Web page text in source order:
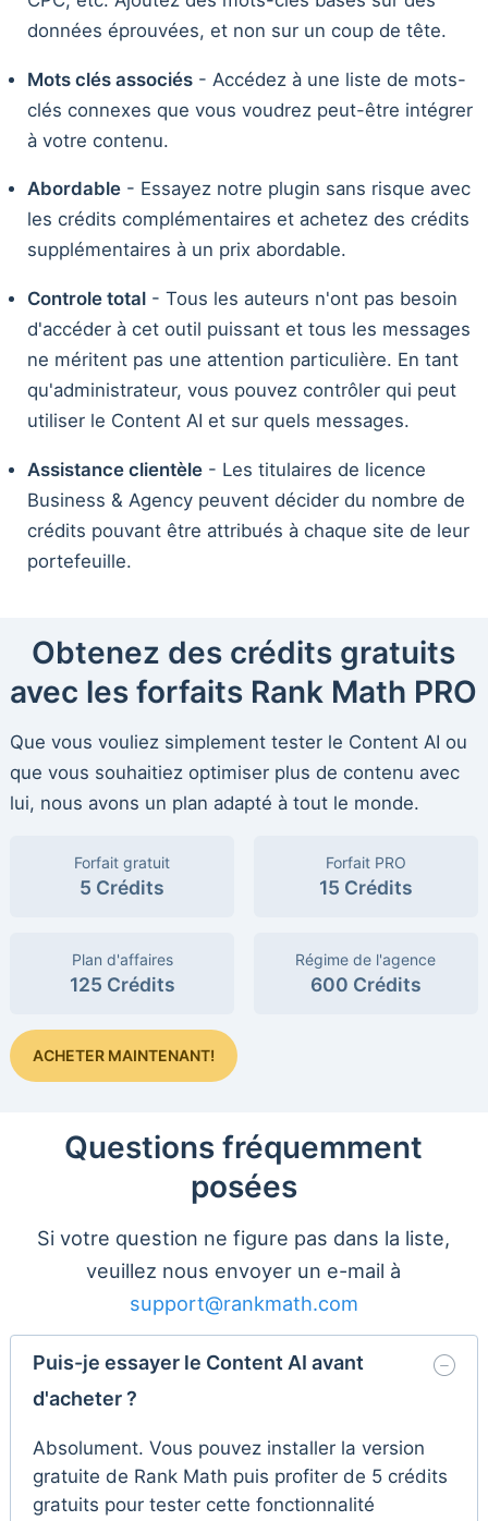
données éprouvées, et non sur un coup de tête.
Mots clés associés- Accédez à une liste de mots-
clés connexes que vous voudrez peut-être intégrer
à votre contenu.
Abordable- Essayez notre plugin sans risque avec
les crédits complémentaires et achetez des crédits
supplémentaires à un prix abordable.
Controle total- Tous les auteurs n'ont pas besoin
d'accéder à cet outil puissant et tous les messages
ne méritent pas une attention particulière. En tant
qu'administrateur, vous pouvez contrôler qui peut
utiliser le Content AI et sur quels messages.
Assistance clientèle- Les titulaires de licence
Business & Agency peuvent décider du nombre de
crédits pouvant être attribués à chaque site de leur
portefeuille.
Obtenez des crédits gratuits
avec les forfaits Rank Math PRO
Que vous vouliez simplement tester le Content AI ou
que vous souhaitiez optimiser plus de contenu avec
lui, nous avons un plan adapté à tout le monde.
Forfait gratuit
5 Crédits
Forfait PRO
15 Crédits
Plan d'affaires
125 Crédits
Régime de l'agence
600 Crédits
ACHETER MAINTENANT!
Questions fréquemment
posées
Si votre question ne figure pas dans la liste,
veuillez nous envoyer un e-mail à
support@rankmath.com
Puis-je essayer le Content AI avant
d'acheter ?
Absolument. Vous pouvez installer la version
gratuite de Rank Math puis profiter de 5 crédits
gratuits pour tester cette fonctionnalité